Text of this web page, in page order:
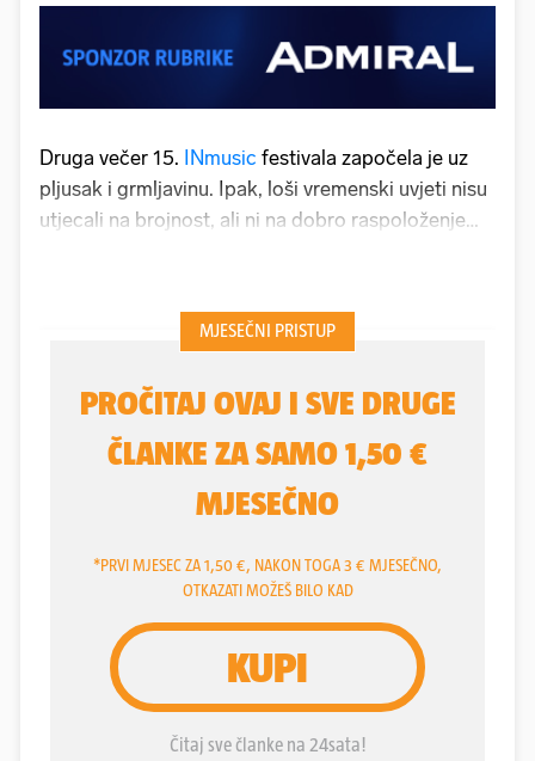
Druga večer 15. INmusic festivala započela je uz
pljusak i grmljavinu. Ipak, loši vremenski uvjeti nisu
utjecali na brojnost, ali ni na dobro raspoloženje